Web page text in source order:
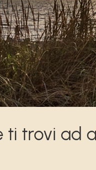
ti trovi ad